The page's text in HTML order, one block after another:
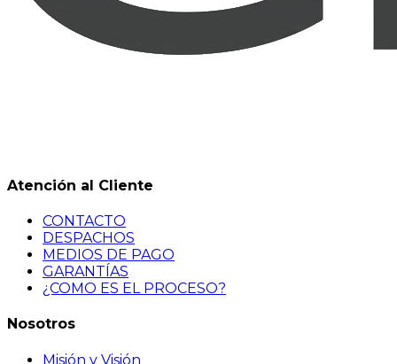
Atención al Cliente
CONTACTO
DESPACHOS
MEDIOS DE PAGO
GARANTÍAS
¿COMO ES EL PROCESO?
Nosotros
Misión y Visión